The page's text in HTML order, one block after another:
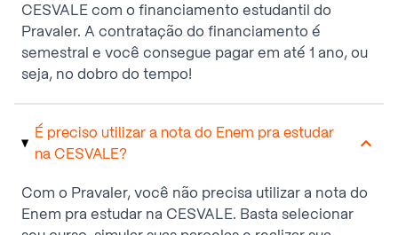
CESVALE com o financiamento estudantil do
Pravaler. A contratação do financiamento é
semestral e você consegue pagar em até 1 ano, ou
seja, no dobro do tempo!
É preciso utilizar a nota do Enem pra estudar
na CESVALE?
Com o Pravaler, você não precisa utilizar a nota do
Enem pra estudar na CESVALE. Basta selecionar